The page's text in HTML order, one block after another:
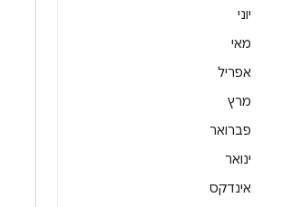
יוני
מאי
אפריל
מרץ
פברואר
ינואר
אינדקס